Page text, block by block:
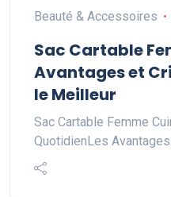
Beauté & Accessoires
Sac Cartable
Avantages et
le Meilleur
Sac Cartable Femme
QuotidienLes